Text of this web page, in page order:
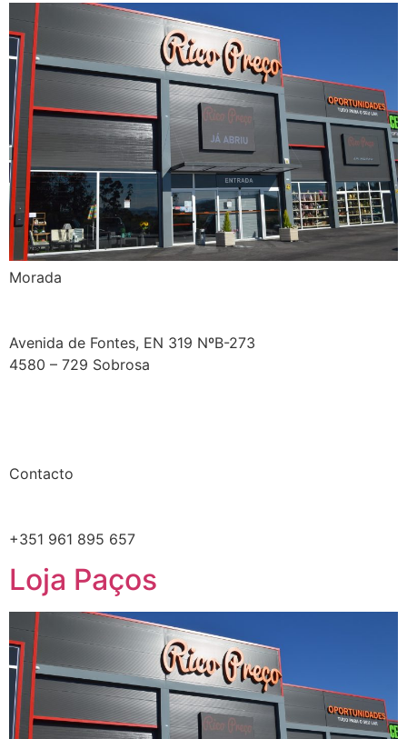
Morada​
Avenida de Fontes, EN 319 NºB-273
4580 – 729 Sobrosa
Contacto
+351 961 895 657
Loja Paços